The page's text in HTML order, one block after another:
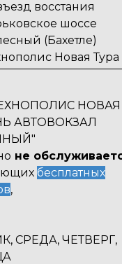
восстания
шоссе
(Бахетле)
Новая Тура
НОВАЯ
АВТОВОКЗАЛ
не
бесплатных
,
СРЕДА, ЧЕТВЕРГ,